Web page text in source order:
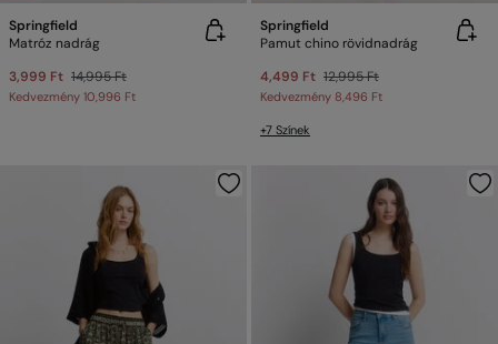
Springfield
Matróz nadrág
3,999 Ft 14,995 Ft
Kedvezmény 10,996 Ft
Springfield
Pamut chino rövidnadrág
4,499 Ft 12,995 Ft
Kedvezmény 8,496 Ft
+7 Színek